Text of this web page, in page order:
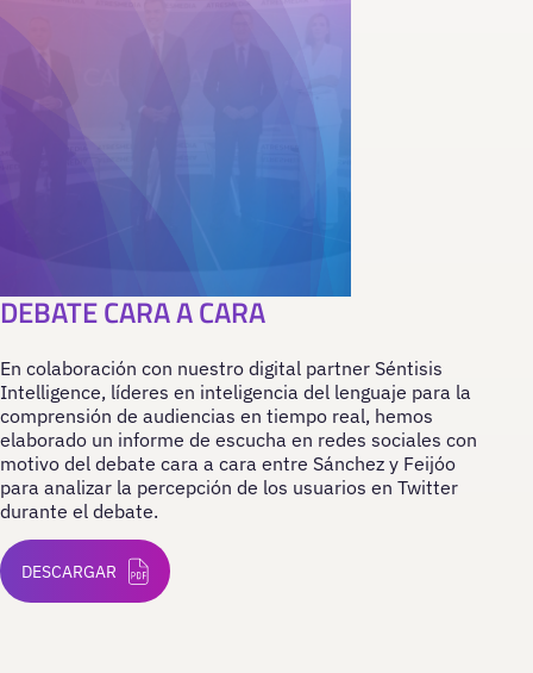
DEBATE CARA A CARA
En colaboración con nuestro digital partner Séntisis
Intelligence, líderes en inteligencia del lenguaje para la
comprensión de audiencias en tiempo real, hemos
elaborado un informe de escucha en redes sociales con
motivo del debate cara a cara entre Sánchez y Feijóo
para analizar la percepción de los usuarios en Twitter
durante el debate.
DESCARGAR